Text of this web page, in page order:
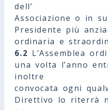
dell’
Associazione o in
Presidente più
ordinaria e
6.2 L’Assemblea
una volta l’anno
inoltre
convocata ogni
Direttivo lo riterrà